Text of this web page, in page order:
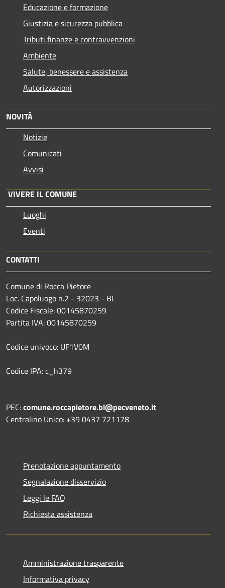
Educazione e formazione
Giustizia e sicurezza pubblica
Tributi,finanze e contravvenzioni
Ambiente
Salute, benessere e assistenza
Autorizzazioni
NOVITÀ
Notizie
Comunicati
Avvisi
VIVERE IL COMUNE
Luoghi
Eventi
CONTATTI
Comune di Rocca Pietore
Loc. Capoluogo n.2 - 32023 - BL
Codice Fiscale: 00145870259
Partita IVA: 00145870259
Codice univoco: UF1V0M
Codice IPA: c_h379
PEC:comune.roccapietore.bl@pecveneto.it
Centralino Unico: +39 0437 721178
Prenotazione appuntamento
Segnalazione disservizio
Leggi le FAQ
Richiesta assistenza
Amministrazione trasparente
Informativa privacy